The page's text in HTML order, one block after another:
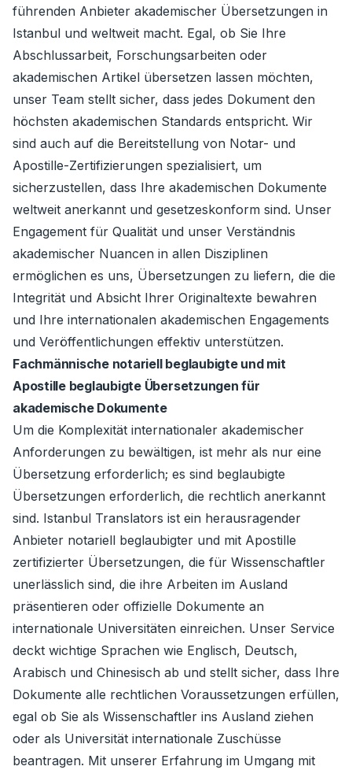
führenden Anbieter akademischer Übersetzungen in
Istanbul und weltweit macht. Egal, ob Sie Ihre
Abschlussarbeit, Forschungsarbeiten oder
akademischen Artikel übersetzen lassen möchten,
unser Team stellt sicher, dass jedes Dokument den
höchsten akademischen Standards entspricht. Wir
sind auch auf die Bereitstellung von Notar- und
Apostille-Zertifizierungen spezialisiert, um
sicherzustellen, dass Ihre akademischen Dokumente
weltweit anerkannt und gesetzeskonform sind. Unser
Engagement für Qualität und unser Verständnis
akademischer Nuancen in allen Disziplinen
ermöglichen es uns, Übersetzungen zu liefern, die die
Integrität und Absicht Ihrer Originaltexte bewahren
und Ihre internationalen akademischen Engagements
und Veröffentlichungen effektiv unterstützen.
Fachmännische notariell beglaubigte und mit
Apostille beglaubigte Übersetzungen für
akademische Dokumente
Um die Komplexität internationaler akademischer
Anforderungen zu bewältigen, ist mehr als nur eine
Übersetzung erforderlich; es sind beglaubigte
Übersetzungen erforderlich, die rechtlich anerkannt
sind. Istanbul Translators ist ein herausragender
Anbieter notariell beglaubigter und mit Apostille
zertifizierter Übersetzungen, die für Wissenschaftler
unerlässlich sind, die ihre Arbeiten im Ausland
präsentieren oder offizielle Dokumente an
internationale Universitäten einreichen. Unser Service
deckt wichtige Sprachen wie Englisch, Deutsch,
Arabisch und Chinesisch ab und stellt sicher, dass Ihre
Dokumente alle rechtlichen Voraussetzungen erfüllen,
egal ob Sie als Wissenschaftler ins Ausland ziehen
oder als Universität internationale Zuschüsse
beantragen. Mit unserer Erfahrung im Umgang mit